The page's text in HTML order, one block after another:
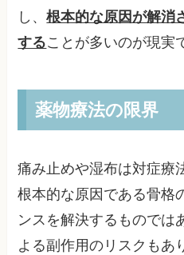
し、根本的な原因が解消
することが多いのが現実
薬物療法の限界
痛み止めや湿布は対症療
根本的な原因である骨格
ンスを解決するものでは
よる副作用のリスクもあ